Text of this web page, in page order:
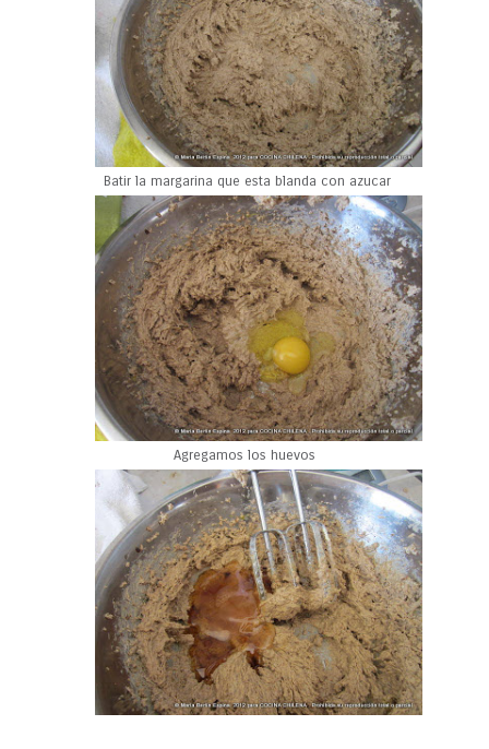
Batir la margarina que esta blanda con azucar
Agregamos los huevos